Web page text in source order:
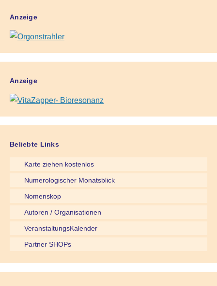
Anzeige
Anzeige
Beliebte Links
Karte ziehen kostenlos
Numerologischer Monatsblick
Nomenskop
Autoren / Organisationen
VeranstaltungsKalender
Partner SHOPs